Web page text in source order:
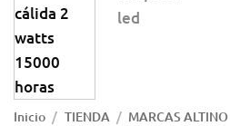
Inicio / TIENDA / MARCAS ALTINO